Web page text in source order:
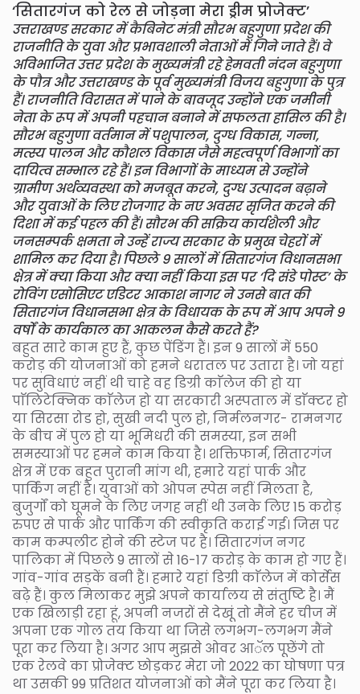
‘सितारगंज को रेल से जोड़ना मेरा ड्रीम प्रोजेक्ट’
उत्तराखण्ड सरकार में कैबिनेट मंत्री सौरभ बहुगुणा प्रदेश की
राजनीति के युवा और प्रभावशाली नेताओं में गिने जाते हैं। वे
अविभाजित उत्तर प्रदेश के मुख्यमंत्री रहे हेमवती नंदन बहुगुणा
के पौत्र और उत्तराखण्ड के पूर्व मुख्यमंत्री विजय बहुगुणा के पुत्र
हैं। राजनीति विरासत में पाने के बावजूद उन्होंने एक जमीनी
नेता के रूप में अपनी पहचान बनाने में सफलता हासिल की है।
सौरभ बहुगुणा वर्तमान में पशुपालन, दुग्ध विकास, गन्ना,
मत्स्य पालन और कौशल विकास जैसे महत्वपूर्ण विभागों का
दायित्व सम्भाल रहे हैं। इन विभागों के माध्यम से उन्होंने
ग्रामीण अर्थव्यवस्था को मजबूत करने, दुग्ध उत्पादन बढ़ाने
और युवाओं के लिए रोजगार के नए अवसर सृजित करने की
दिशा में कई पहल की हैं। सौरभ की सक्रिय कार्यशैली और
जनसम्पर्क क्षमता ने उन्हें राज्य सरकार के प्रमुख चेहरों में
शामिल कर दिया है। पिछले 9 सालों में सितारगंज विधानसभा
क्षेत्र में क्या किया और क्या नहीं किया इस पर ‘दि संडे पोस्ट’ के
रोविंग एसोसिएट एडिटर आकाश नागर ने उनसे बात की
सितारगंज विधानसभा क्षेत्र के विधायक के रूप में आप अपने 9
वर्षों के कार्यकाल का आकलन कैसे करते हैं?
बहुत सारे काम हुए हैं, कुछ पेंडिंग हैं। इन 9 सालों में 550
करोड़ की योजनाओं को हमने धरातल पर उतारा है। जो यहां
पर सुविधाएं नहीं थी चाहे वह डिग्री काॅलेज की हो या
पाॅलिटेक्निक काॅलेज हो या सरकारी अस्पताल में डाॅक्टर हो
या सिरसा रोड हो, सुखी नदी पुल हो, निर्मलनगर- रामनगर
के बीच में पुल हो या भूमिधरी की समस्या, इन सभी
समस्याओं पर हमने काम किया है। शक्तिफार्म, सितारगंज
क्षेत्र में एक बहुत पुरानी मांग थी, हमारे यहां पार्क और
पार्किंग नहीं है। युवाओं को ओपन स्पेस नहीं मिलता है,
बुजुर्गों को घूमने के लिए जगह नहीं थी उनके लिए 15 करोड़
रुपए से पार्क और पार्किंग की स्वीकृति कराई गई। जिस पर
काम कम्पलीट होने की स्टेज पर है। सितारगंज नगर
पालिका में पिछले 9 सालों से 16-17 करोड़ के काम हो गए हैं।
गांव-गांव सड़कें बनी हैं। हमारे यहां डिग्री काॅलेज में कोर्सेस
बढ़े हैं। कुल मिलाकर मुझे अपने कार्यालय से संतुष्टि है। मैं
एक खिलाड़ी रहा हूं, अपनी नजरों से देखूं तो मैंने हर चीज में
अपना एक गोल तय किया था जिसे लगभग-लगभग मैंने
पूरा कर लिया है। अगर आप मुझसे ओवर आॅल पूछेंगे तो
एक रेलवे का प्रोजेक्ट छोड़कर मेरा जो 2022 का घोषणा पत्र
था उसकी 99 प्रतिशत योजनाओं को मैंने पूरा कर लिया है।